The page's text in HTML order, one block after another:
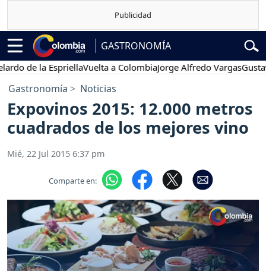
GASTRONOMÍA
de la EspriellaVuelta a ColombiaJorge Alfredo VargasGustavo
Gastronomía Noticias
Expovinos 2015: 12.000 metros
cuadrados de los mejores vino
Mié, 22 Jul 2015 6:37 pm
Comparte en: